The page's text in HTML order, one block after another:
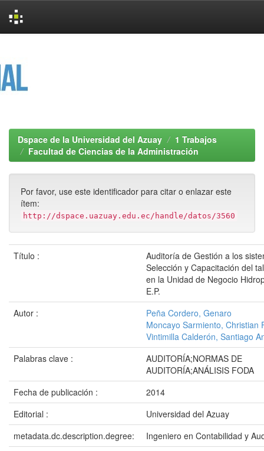
Dspace de la Universidad del Azuay
1 Trabajos
Facultad de Ciencias de la Administración
Por favor, use este identificador para citar o enlazar este
ítem:
http://dspace.uazuay.edu.ec/handle/datos/3560
Título :
Auditoría de Gestión a los
Selección y Capacitación del
en la Unidad de Negocio
E.P.
Autor :
Peña Cordero, Genaro
Moncayo Sarmiento, Christian
Vintimilla Calderón, Santiago
Palabras clave :
AUDITORÍA;NORMAS DE
AUDITORÍA;ANÁLISIS FODA
Fecha de publicación :
2014
Editorial :
Universidad del Azuay
metadata.dc.description.degree:
Ingeniero en Contabilidad y